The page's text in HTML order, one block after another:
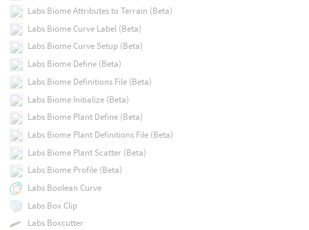
Labs Biome Attributes to Terrain (Beta)
Labs Biome Curve Label (Beta)
Labs Biome Curve Setup (Beta)
Labs Biome Define (Beta)
Labs Biome Definitions File (Beta)
Labs Biome Initialize (Beta)
Labs Biome Plant Define (Beta)
Labs Biome Plant Definitions File (Beta)
Labs Biome Plant Scatter (Beta)
Labs Biome Profile (Beta)
Labs Boolean Curve
Labs Box Clip
Labs Boxcutter